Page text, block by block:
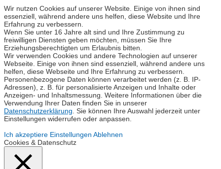
Wir nutzen Cookies auf unserer Website. Einige von ihnen sind
essenziell, während andere uns helfen, diese Website und Ihre
Erfahrung zu verbessern.
Wenn Sie unter 16 Jahre alt sind und Ihre Zustimmung zu
freiwilligen Diensten geben möchten, müssen Sie Ihre
Erziehungsberechtigten um Erlaubnis bitten.
Wir verwenden Cookies und andere Technologien auf unserer
Webseite. Einige von ihnen sind essenziell, während andere uns
helfen, diese Webseite und Ihre Erfahrung zu verbessern.
Personenbezogene Daten können verarbeitet werden (z. B. IP-
Adressen), z. B. für personalisierte Anzeigen und Inhalte oder
Anzeigen- und Inhaltsmessung. Weitere Informationen über die
Verwendung Ihrer Daten finden Sie in unserer
Datenschutzerklärung . Sie können Ihre Auswahl jederzeit unter
Einstellungen widerrufen oder anpassen.
Ich akzeptiere Einstellungen Ablehnen
Cookies & Datenschutz